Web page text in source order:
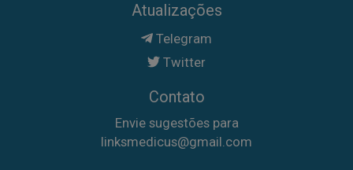
Atualizações
Telegram
Twitter
Contato
Envie sugestões para
linksmedicus@gmail.com